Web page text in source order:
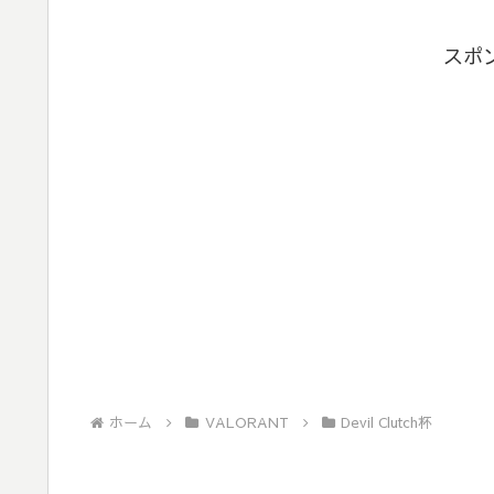
スポ
ホーム VALORANT Devil Clutch杯